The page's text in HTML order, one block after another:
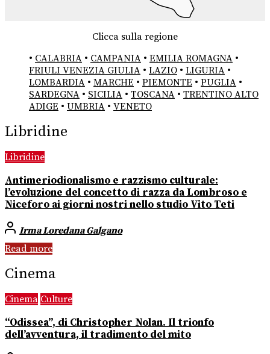
Clicca sulla regione
• CALABRIA • CAMPANIA • EMILIA ROMAGNA •
FRIULI VENEZIA GIULIA • LAZIO • LIGURIA •
LOMBARDIA • MARCHE • PIEMONTE • PUGLIA •
SARDEGNA • SICILIA • TOSCANA • TRENTINO ALTO
ADIGE • UMBRIA • VENETO
Libridine
Libridine
Antimeriodionalismo e razzismo culturale:
l’evoluzione del concetto di razza da Lombroso e
Niceforo ai giorni nostri nello studio Vito Teti
Irma Loredana Galgano
Read more
Cinema
Cinema Culture
“Odissea”, di Christopher Nolan. Il trionfo
dell’avventura, il tradimento del mito